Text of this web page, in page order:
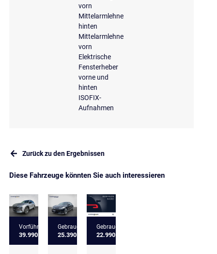
vorn
Mittelarmlehne
hinten
Mittelarmlehne
vorn
Elektrische
Fensterheber
vorne und
hinten
ISOFIX-
Aufnahmen
Zurück zu den Ergebnissen
Diese Fahrzeuge könnten Sie auch interessieren
Vorführfahrzeug
39.990 €
Gebrauchtfahrzeug
25.390 €
Gebrauchtfahrzeug
22.990 €